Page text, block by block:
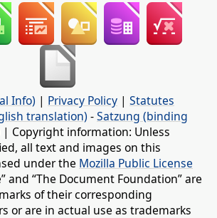
Info) | Privacy Policy | Statutes
translation) -Satzung (binding
| Copyright information: Unless
all text and images on this
under the Mozilla Public License
and “The Document Foundation” are
of their corresponding
or are in actual use as trademarks